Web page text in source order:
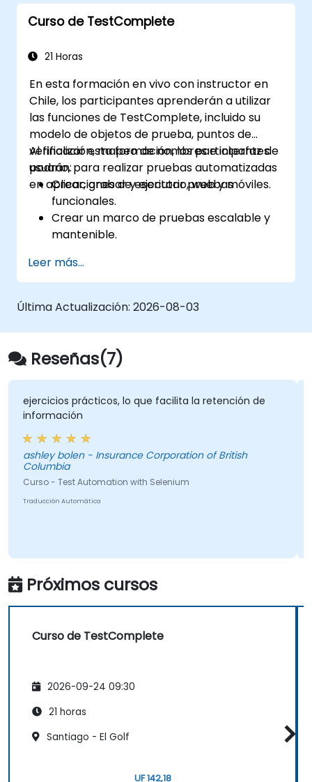
Curso de TestComplete
21 Horas
En esta formación en vivo con instructor en
Chile, los participantes aprenderán a utilizar
las funciones de TestComplete, incluido su
modelo de objetos de prueba, puntos de
verificación, mapeo de nombres e interfaz de
usuario, para realizar pruebas automatizadas
en aplicaciones de escritorio, web y móviles.
Al finalizar esta formación, los participantes
podrán:
Crear, grabar y ejecutar pruebas
funcionales.
Crear un marco de pruebas escalable y
mantenible.
pruebas a múltiples dispositivos y analizar
los resultados de las pruebas.
Utilizar las extensiones de secuencias de
Leer más...
Última Actualización: 2026-08-03
Reseñas(7)
ejercicios prácticos, lo que facilita la retención de
información
ashley bolen - Insurance Corporation of British
Columbia
Curso - Test Automation with Selenium
Traducción Automática
Próximos cursos
Curso de TestComplete
2026-09-24 09:30
21 horas
Santiago - El Golf
UF 142,18